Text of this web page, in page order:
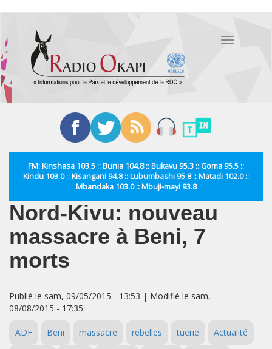
contenu
principal
Toggle
FM: Kinshasa 103.5 :: Bunia 104.8 :: Bukavu 95.3 :: Goma 95.5 ::
Kindu 103.0 :: Kisangani 94.8 :: Lubumbashi 95.8 :: Matadi 102.0 ::
Mbandaka 103.0 :: Mbuji-mayi 93.8
Nord-Kivu: nouveau
massacre à Beni, 7
morts
Publié le sam, 09/05/2015 - 13:53 | Modifié le sam,
08/08/2015 - 17:35
ADF Beni massacre rebelles tuerie Actualité